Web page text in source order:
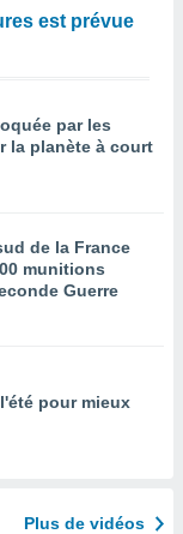
est prévue
par les
la planète à court
de la France
munitions
Guerre
pour mieux
Plus de vidéos